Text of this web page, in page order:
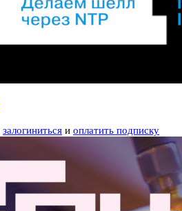
залогиниться и оплатить подписку